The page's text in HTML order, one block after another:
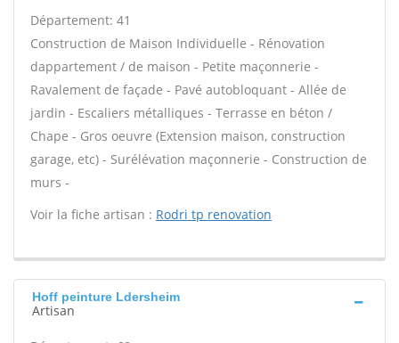
Département: 41
Construction de Maison Individuelle - Rénovation
dappartement / de maison - Petite maçonnerie -
Ravalement de façade - Pavé autobloquant - Allée de
jardin - Escaliers métalliques - Terrasse en béton /
Chape - Gros oeuvre (Extension maison, construction
garage, etc) - Surélévation maçonnerie - Construction de
murs -
Voir la fiche artisan : Rodri tp renovation
Hoff peinture Ldersheim
Artisan